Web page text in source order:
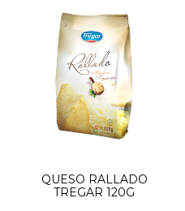
QUESO RALLADO
TREGAR 120G